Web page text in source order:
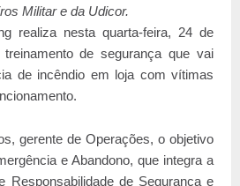
Militar e da Udicor.
realiza nesta quarta-feira, 24 de
de segurança que vai
de incêndio em loja com vítimas
gerente de Operações, o objetivo
e Abandono, que integra a
Responsabilidade de Segurança e